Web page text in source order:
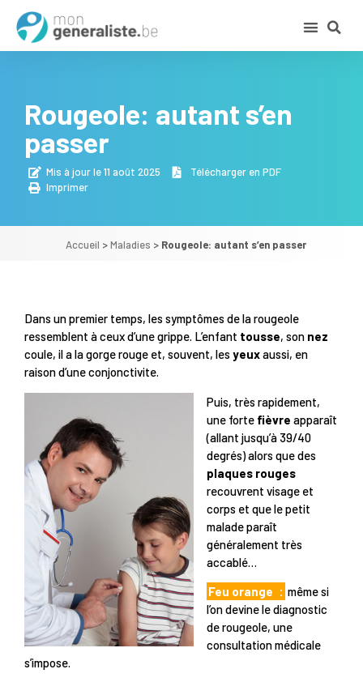
Rougeole: autant s’en
passer
Mis à jour le 11 août 2025
Télécharger en PDF
Imprimer
Accueil >Maladies > Rougeole: autant s’en passer
Dans un premier temps, les symptômes de la rougeole
ressemblent à ceux d’une grippe. L’enfant tousse, son nez
coule, il a la gorge rouge et, souvent, les yeuxaussi, en
raison d’une conjonctivite.
Puis, très rapidement,
une forte fièvre apparaît
(allant jusqu’à 39/40
degrés) alors que des
plaques rouges
recouvrent visage et
corps et que le petit
malade paraît
généralement très
accablé…
Feu orange : même si
l’on devine le diagnostic
de rougeole, une
consultation médicale
s’impose.